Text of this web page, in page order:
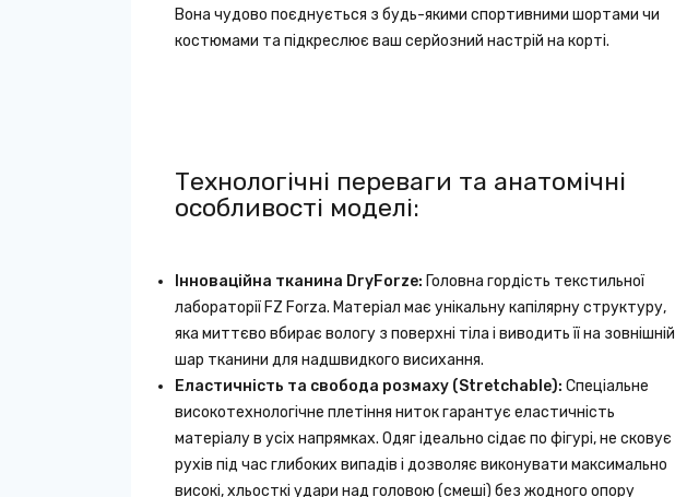
Вона чудово поєднується з будь-якими спортивними шортами чи
костюмами та підкреслює ваш серйозний настрій на корті.
Технологічні переваги та анатомічні
особливості моделі:
Інноваційна тканина DryForze: Головна гордість текстильної
лабораторії FZ Forza. Матеріал має унікальну капілярну структуру,
яка миттєво вбирає вологу з поверхні тіла і виводить її на зовнішній
шар тканини для надшвидкого висихання.
Еластичність та свобода розмаху (Stretchable): Спеціальне
високотехнологічне плетіння ниток гарантує еластичність
матеріалу в усіх напрямках. Одяг ідеально сідає по фігурі, не сковує
рухів під час глибоких випадів і дозволяє виконувати максимально
високі, хльосткі удари над головою (смеші) без жодного опору